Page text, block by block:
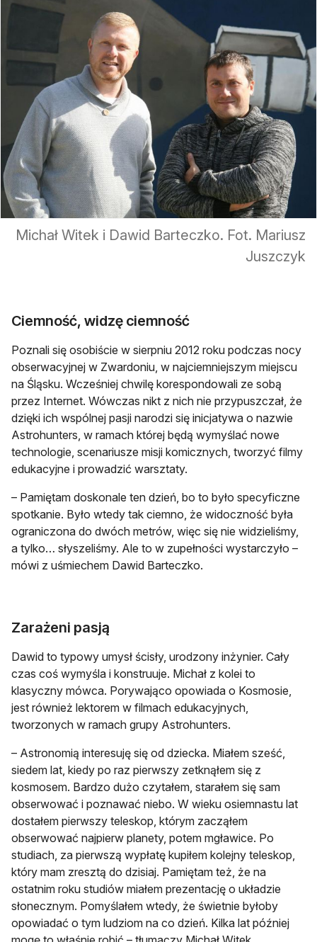
Michał Witek i Dawid Barteczko. Fot. Mariusz
Juszczyk
Ciemność, widzę ciemność
Poznali się osobiście w sierpniu 2012 roku podczas nocy
obserwacyjnej w Zwardoniu, w najciemniejszym miejscu
na Śląsku. Wcześniej chwilę korespondowali ze sobą
przez Internet. Wówczas nikt z nich nie przypuszczał, że
dzięki ich wspólnej pasji narodzi się inicjatywa o nazwie
Astrohunters, w ramach której będą wymyślać nowe
technologie, scenariusze misji komicznych, tworzyć filmy
edukacyjne i prowadzić warsztaty.
– Pamiętam doskonale ten dzień, bo to było specyficzne
spotkanie. Było wtedy tak ciemno, że widoczność była
ograniczona do dwóch metrów, więc się nie widzieliśmy,
a tylko… słyszeliśmy. Ale to w zupełności wystarczyło –
mówi z uśmiechem Dawid Barteczko.
Zarażeni pasją
Dawid to typowy umysł ścisły, urodzony inżynier. Cały
czas coś wymyśla i konstruuje. Michał z kolei to
klasyczny mówca. Porywająco opowiada o Kosmosie,
jest również lektorem w filmach edukacyjnych,
tworzonych w ramach grupy Astrohunters.
– Astronomią interesuję się od dziecka. Miałem sześć,
siedem lat, kiedy po raz pierwszy zetknąłem się z
kosmosem. Bardzo dużo czytałem, starałem się sam
obserwować i poznawać niebo. W wieku osiemnastu lat
dostałem pierwszy teleskop, którym zacząłem
obserwować najpierw planety, potem mgławice. Po
studiach, za pierwszą wypłatę kupiłem kolejny teleskop,
który mam zresztą do dzisiaj. Pamiętam też, że na
ostatnim roku studiów miałem prezentację o układzie
słonecznym. Pomyślałem wtedy, że świetnie byłoby
opowiadać o tym ludziom na co dzień. Kilka lat później